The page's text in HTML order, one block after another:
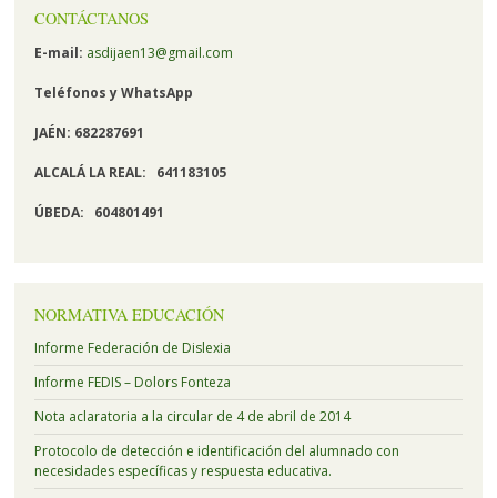
CONTÁCTANOS
E-mail: asdijaen13@gmail.com
Teléfonos yWhatsApp
JAÉN: 682287691
ALCALÁ LA REAL: 641183105
ÚBEDA: 604801491
NORMATIVA EDUCACIÓN
Informe Federación de Dislexia
Informe FEDIS – Dolors Fonteza
Nota aclaratoria a la circular de 4 de abril de 2014
Protocolo de detección e identificación del alumnado con
necesidades específicas y respuesta educativa.